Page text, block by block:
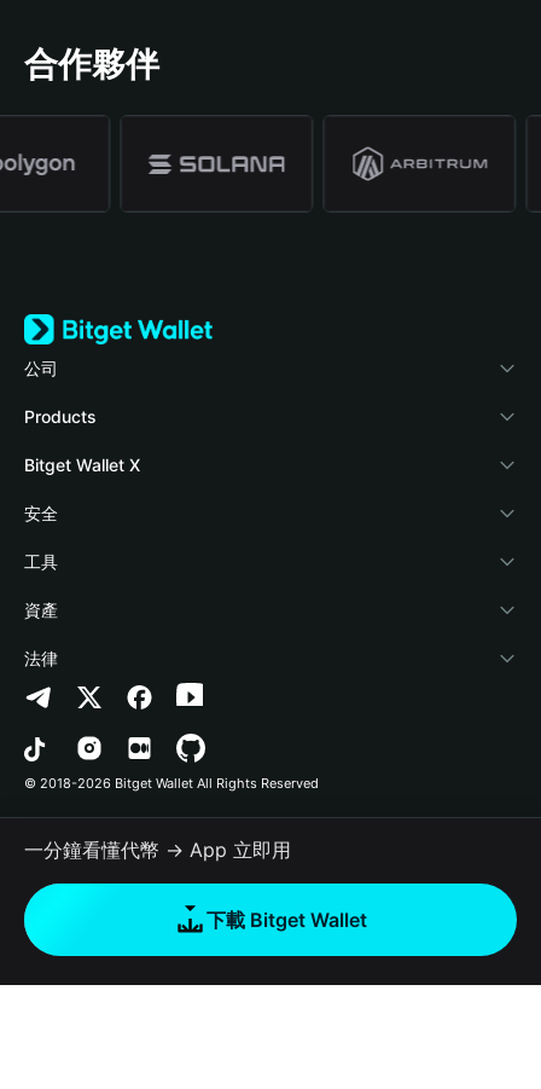
合作夥伴
公司
關於 Bitget Wallet
部落格
學院
加密資訊
幫助中心
‌聯繫我們
品牌資源
工作機會
Products
Crypto Card
Stablecoin Earn
Payfi Crypto
Crypto Swap API
Altcoin Season Index
Prediction Markets
DApp
RWA
如何購買加密貨幣
Bitget Wallet X
開發者文件
連接錢包
Bitget Wallet Pay
合作上架
安全
風險保障基金
安全防護技術
工具
快捷買幣
授權檢測
合約檢測
批次轉帳
資產
Arbitrum
Avalanche
Bitcoin
Polygon
法律
隱私協議
用戶使用協議
© 2018-2026 Bitget Wallet All Rights Reserved
一分鐘看懂代幣 → App 立即用
下載 Bitget Wallet